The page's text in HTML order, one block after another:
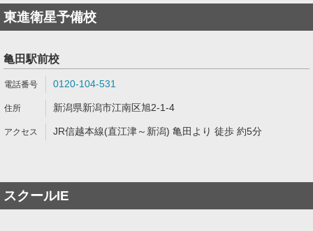
東進衛星予備校
亀田駅前校
0120-104-531
新潟県新潟市江南区旭2-1-4
JR信越本線(直江津～新潟) 亀田より 徒歩 約5分
スクールIE